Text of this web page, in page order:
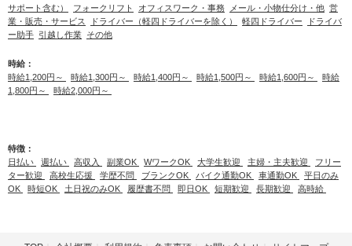
サポート含む）
フォークリフト オフィスワーク・事務 メール・小物仕分け・他 営
業・販売・サービス
ドライバー（軽四ドライバーを除く） 軽四ドライバー
ドライバ
ー助手 引越し作業 その他
時給：
時給1,200円～
時給1,300円～ 時給1,400円～ 時給1,500円～ 時給1,600円～
時給
1,800円～
時給2,000円～
特徴：
日払い
週払い 高収入 副業OK WワークOK 大学生歓迎 主婦・主夫歓迎
フリー
ター歓迎
高校生応援 学歴不問 ブランクOK バイク通勤OK 車通勤OK
平日のみ
OK
時短OK 土日祝のみOK 履歴書不問 即日OK 短期歓迎 長期歓迎 高時給